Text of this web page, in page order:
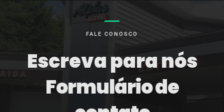
FALE CONOSCO
Escreva para nós
Formulário de